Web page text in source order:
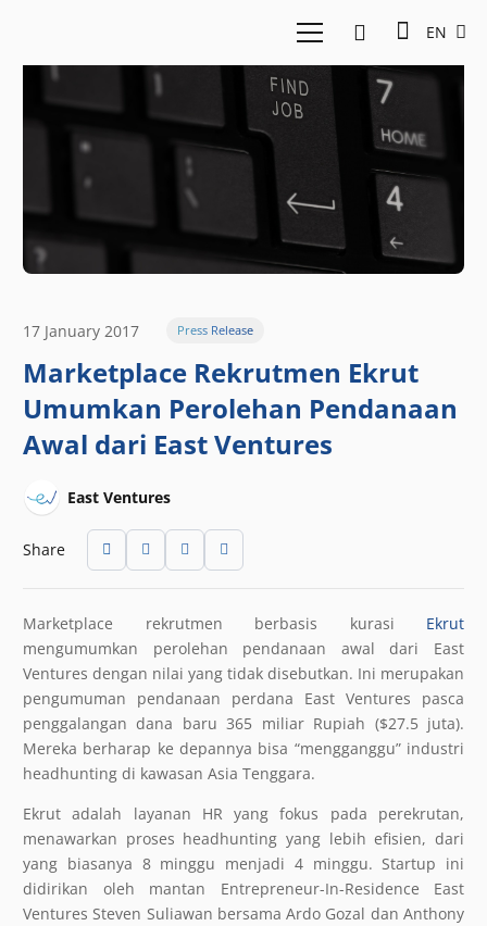
EN
17 January 2017 Press Release
Marketplace Rekrutmen Ekrut
Umumkan Perolehan Pendanaan
Awal dari East Ventures
East Ventures
Share
Marketplace rekrutmen berbasis kurasi Ekrut
mengumumkan perolehan pendanaan awal dari East
Ventures dengan nilai yang tidak disebutkan. Ini merupakan
pengumuman pendanaan perdana East Ventures pasca
penggalangan dana baru 365 miliar Rupiah ($27.5 juta).
Mereka berharap ke depannya bisa “mengganggu” industri
headhunting di kawasan Asia Tenggara.
Ekrut adalah layanan HR yang fokus pada perekrutan,
menawarkan proses headhunting yang lebih efisien, dari
yang biasanya 8 minggu menjadi 4 minggu. Startup ini
didirikan oleh mantan Entrepreneur-In-Residence East
Ventures Steven Suliawan bersama Ardo Gozal dan Anthony